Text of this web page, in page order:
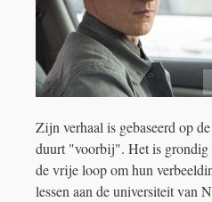
Zijn verhaal is gebaseerd op
duurt "voorbij". Het is grondig
de vrije loop om hun
lessen aan de universiteit van